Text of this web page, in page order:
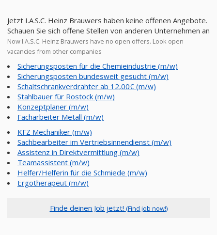
Jetzt I.A.S.C. Heinz Brauwers haben keine offenen Angebote.
Schauen Sie sich offene Stellen von anderen Unternehmen an
Now I.A.S.C. Heinz Brauwers have no open offers. Look open
vacancies from other companies
Sicherungsposten für die Chemieindustrie (m/w)
Sicherungsposten bundesweit gesucht (m/w)
Schaltschrankverdrahter ab 12,00€ (m/w)
Stahlbauer für Rostock (m/w)
Konzeptplaner (m/w)
Facharbeiter Metall (m/w)
KFZ Mechaniker (m/w)
Sachbearbeiter im Vertriebsinnendienst (m/w)
Assistenz in Direktvermittlung (m/w)
Teamassistent (m/w)
Helfer/Helferin für die Schmiede (m/w)
Ergotherapeut (m/w)
Finde deinen Job jetzt! (Find job now!)